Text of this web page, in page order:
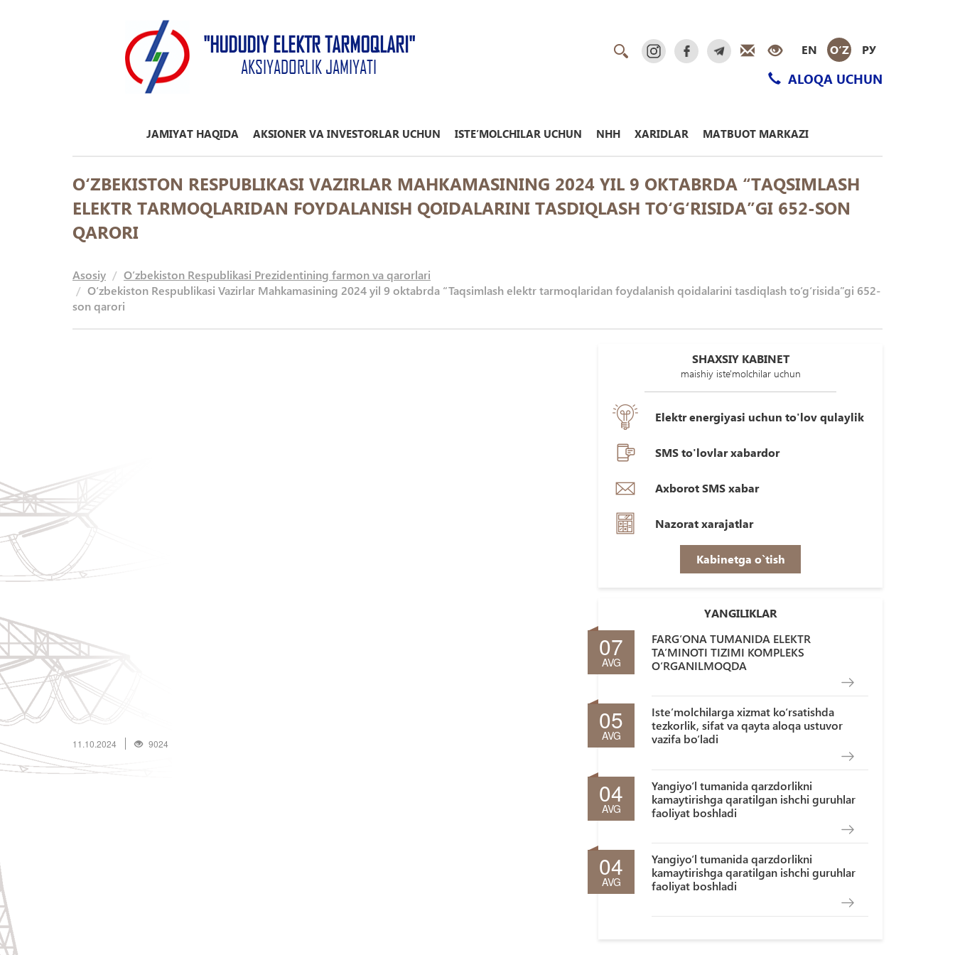
"HUDUDIY ELEKTR TARMOQLARI"
AKSIYADORLIK JAMIYATI
EN O‘Z РУ
ALOQA UCHUN
JAMIYAT HAQIDA AKSIONER VA INVESTORLAR UCHUN ISTE’MOLCHILAR UCHUN NHH XARIDLAR MATBUOT MARKAZI
O‘ZBEKISTON RESPUBLIKASI VAZIRLAR MAHKAMASINING 2024 YIL 9 OKTABRDA “TAQSIMLASH
ELEKTR TARMOQLARIDAN FOYDALANISH QOIDALARINI TASDIQLASH TO‘G‘RISIDA”GI 652-SON
QARORI
Asosiy
O’zbekiston Respublikasi Prezidentining farmon va qarorlari
O‘zbekiston Respublikasi Vazirlar Mahkamasining 2024 yil 9 oktabrda “Taqsimlash elektr tarmoqlaridan foydalanish qoidalarini tasdiqlash to‘g‘risida”gi 652-
son qarori
11.10.2024 9024
SHAXSIY KABINET
maishiy iste'molchilar uchun
Elektr energiyasi uchun to'lov qulaylik
SMS to'lovlar xabardor
Axborot SMS xabar
Nazorat xarajatlar
Kabinetga o`tish
YANGILIKLAR
07
AVG
FARG‘ONA TUMANIDA ELEKTR
TA’MINOTI TIZIMI KOMPLEKS
O‘RGANILMOQDA
05
AVG
Iste’molchilarga xizmat ko‘rsatishda
tezkorlik, sifat va qayta aloqa ustuvor
vazifa bo‘ladi
04
AVG
Yangiyo‘l tumanida qarzdorlikni
kamaytirishga qaratilgan ishchi guruhlar
faoliyat boshladi
04
AVG
Yangiyo‘l tumanida qarzdorlikni
kamaytirishga qaratilgan ishchi guruhlar
faoliyat boshladi